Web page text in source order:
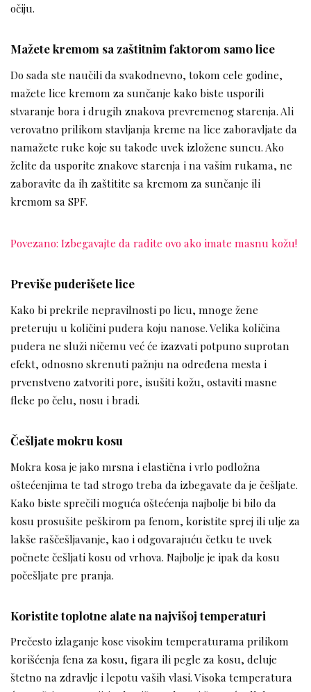
očiju.
Mažete kremom sa zaštitnim faktorom samo lice
Do sada ste naučili da svakodnevno, tokom cele godine,
mažete lice kremom za sunčanje kako biste usporili
stvaranje bora i drugih znakova prevremenog starenja. Ali
verovatno prilikom stavljanja kreme na lice zaboravljate da
namažete ruke koje su takođe uvek izložene suncu. Ako
želite da usporite znakove starenja i na vašim rukama, ne
zaboravite da ih zaštitite sa kremom za sunčanje ili
kremom sa SPF.
Povezano: Izbegavajte da radite ovo ako imate masnu kožu!
Previše puderišete lice
Kako bi prekrile nepravilnosti po licu, mnoge žene
preteruju u količini pudera koju nanose. Velika količina
pudera ne služi ničemu već će izazvati potpuno suprotan
efekt, odnosno skrenuti pažnju na određena mesta i
prvenstveno zatvoriti pore, isušiti kožu, ostaviti masne
fleke po čelu, nosu i bradi.
Češljate mokru kosu
Mokra kosa je jako mrsna i elastična i vrlo podložna
oštećenjima te tad strogo treba da izbegavate da je češljate.
Kako biste sprečili moguća oštećenja najbolje bi bilo da
kosu prosušite peškirom pa fenom, koristite sprej ili ulje za
lakše raščešljavanje, kao i odgovarajuću četku te uvek
počnete češljati kosu od vrhova. Najbolje je ipak da kosu
počešljate pre pranja.
Koristite toplotne alate na najvišoj temperaturi
Prečesto izlaganje kose visokim temperaturama prilikom
korišćenja fena za kosu, figara ili pegle za kosu, deluje
štetno na zdravlje i lepotu vaših vlasi. Visoka temperatura